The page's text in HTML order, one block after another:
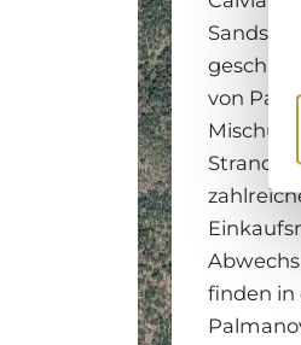
von
finden in